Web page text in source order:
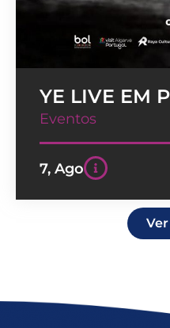
YE LIVE EM
Eventos
7, Ago